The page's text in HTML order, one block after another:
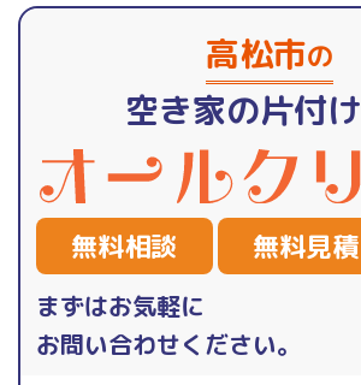
高松市の
空き家の片付け
無料相談 無料見積
まずはお気軽に
お問い合わせください。